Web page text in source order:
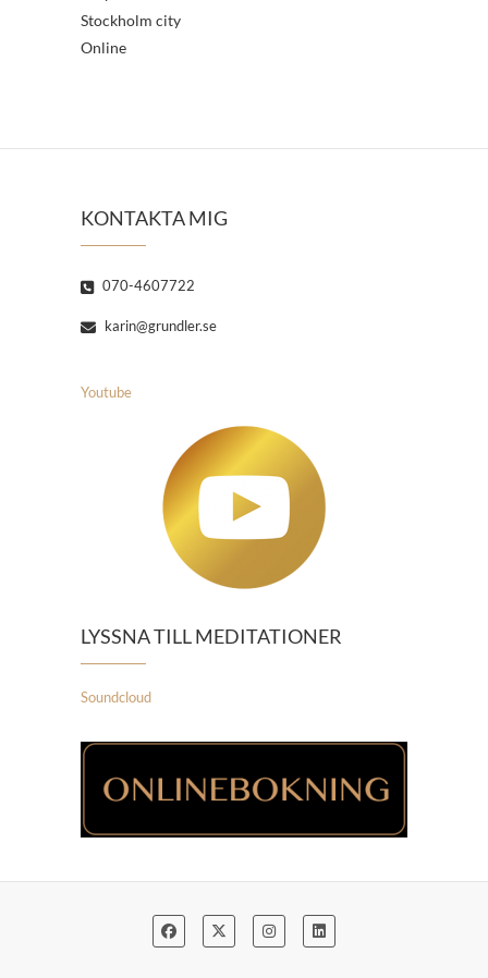
Stockholm city
Online
KONTAKTA MIG
070-4607722
karin@grundler.se
Youtube
LYSSNA TILL MEDITATIONER
Soundcloud